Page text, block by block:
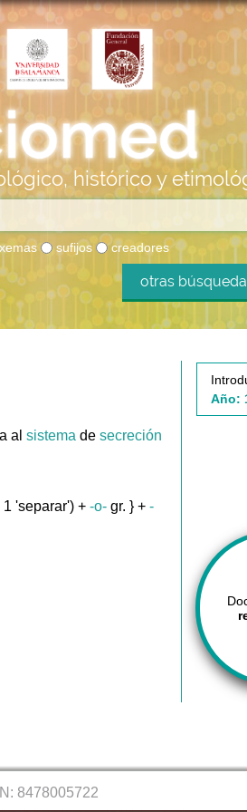
histórico y
sufijos creadores
otras
al sistema de secreción
1 'separar') + -o- gr. } + -
Año:
8478005722